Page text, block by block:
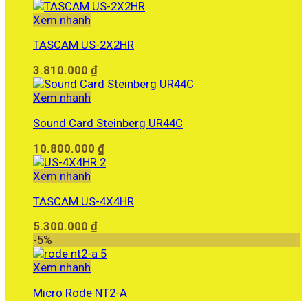
Xem nhanh
TASCAM US-2X2HR
3.810.000 ₫
Xem nhanh
Sound Card Steinberg UR44C
10.800.000 ₫
Xem nhanh
TASCAM US-4X4HR
5.300.000 ₫
-5%
Xem nhanh
Micro Rode NT2-A